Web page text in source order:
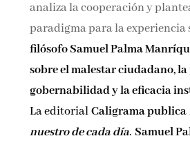
analiza la cooperación y
paradigma para la
filósofo Samuel Palma
sobre el malestar ciudadano,
gobernabilidad y la eficacia
La editorialCaligrama publica
nuestro de cada día. Samuel
Por favor, acepta los